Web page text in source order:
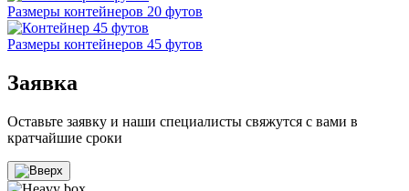
Размеры контейнеров 20 футов
Размеры контейнеров 45 футов
Заявка
Оставьте заявку и наши специалисты свяжутся с вами в
кратчайшие сроки